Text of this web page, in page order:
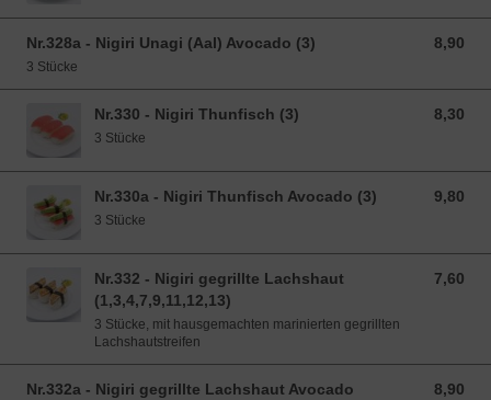
Nr.328a - Nigiri Unagi (Aal) Avocado (3) 8,90
8,90 EUR
3 Stücke
Nr.330 - Nigiri Thunfisch (3) 8,30
8,30 EUR
3 Stücke
Nr.330a - Nigiri Thunfisch Avocado (3) 9,80
9,80 EUR
3 Stücke
Nr.332 - Nigiri gegrillte Lachshaut
(1,3,4,7,9,11,12,13)
7,60
7,60 EUR
3 Stücke, mit hausgemachten marinierten gegrillten
Lachshautstreifen
Nr.332a - Nigiri gegrillte Lachshaut Avocado
8,90
8,90 EUR